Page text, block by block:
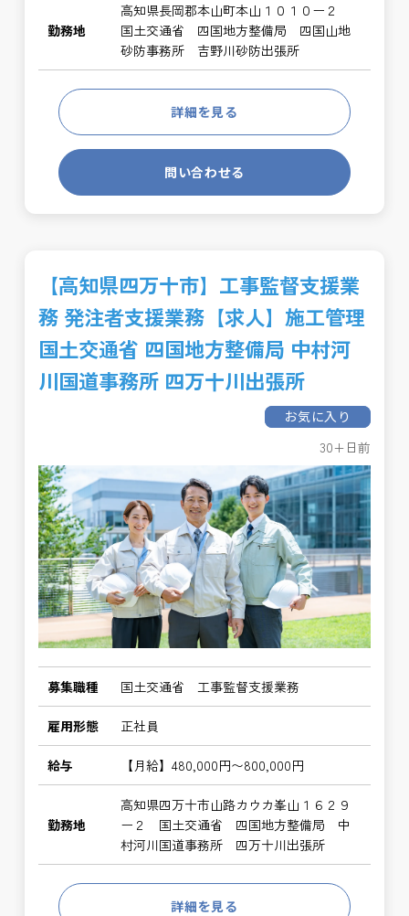
勤務地
高知県長岡郡本山町本山１０１０ー２
国土交通省 四国地方整備局 四国山地
砂防事務所 吉野川砂防出張所
詳細を見る
問い合わせる
【高知県四万十市】工事監督支援業
務 発注者支援業務【求人】施工管理
国土交通省 四国地方整備局 中村河
川国道事務所 四万十川出張所
お気に入り
30+日前
募集職種 国土交通省 工事監督支援業務
雇用形態 正社員
給与 【月給】480,000円〜800,000円
勤務地
高知県四万十市山路カウカ峯山１６２９
ー２ 国土交通省 四国地方整備局 中
村河川国道事務所 四万十川出張所
詳細を見る